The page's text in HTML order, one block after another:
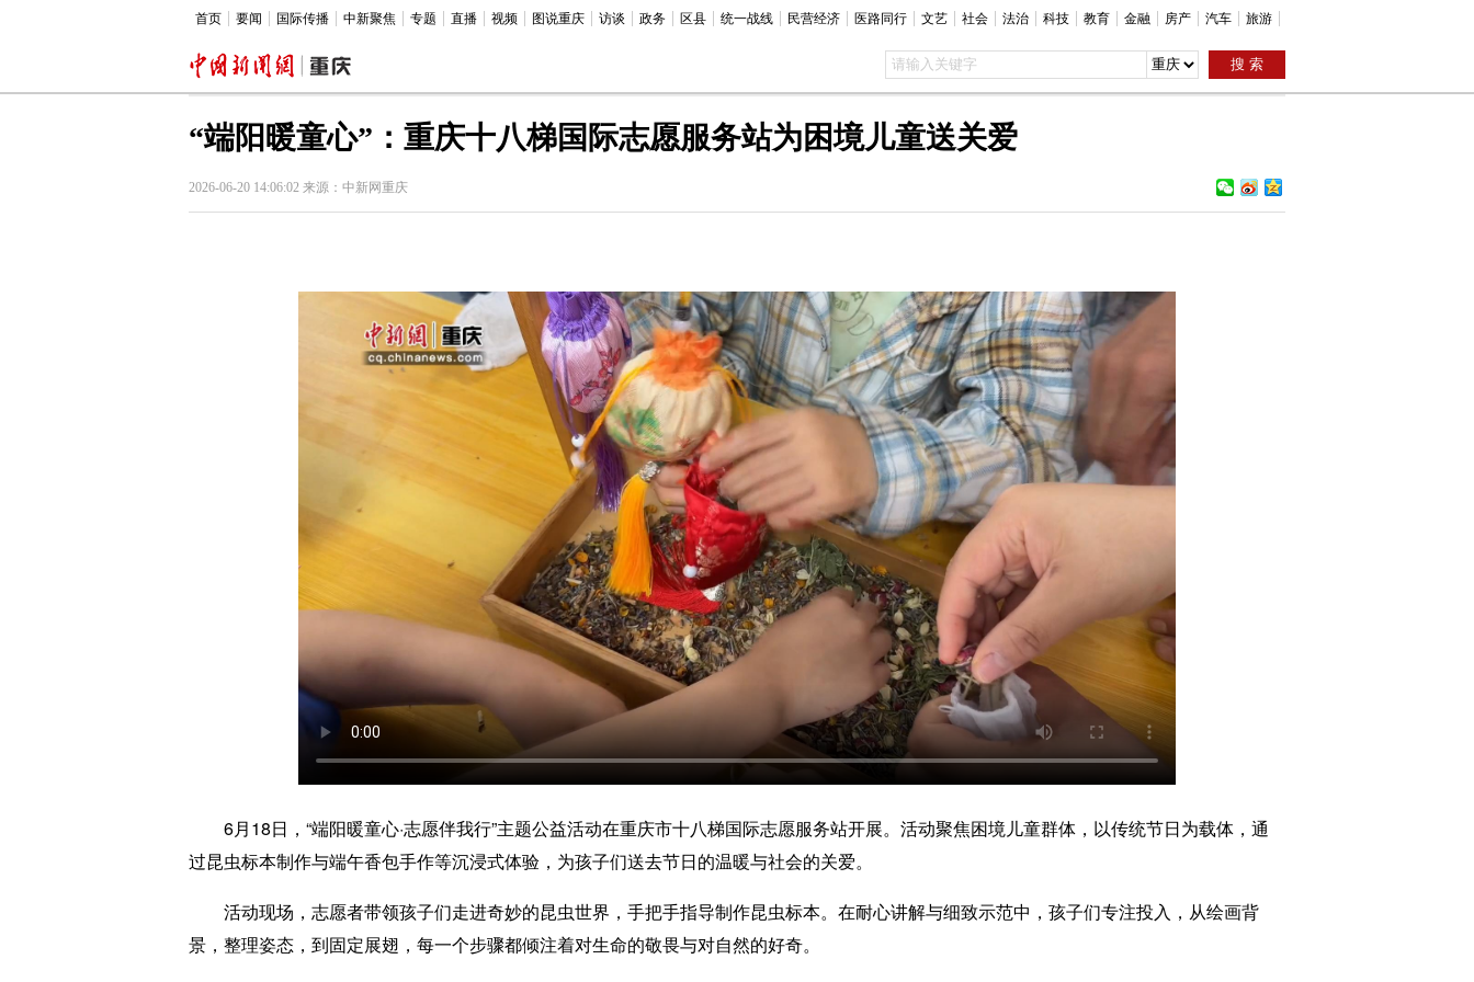
首页 要闻 国际传播 中新聚焦 专题 直播 视频 图说重庆 访谈 政务 区县 统一战线 民营经济 医路同行 文艺 社会 法治 科技 教育 金融 房产 汽车 旅游
“端阳暖童心”：重庆十八梯国际志愿服务站为困境儿童送关爱
2026-06-20 14:06:02 来源：中新网重庆
6月18日，“端阳暖童心·志愿伴我行”主题公益活动在重庆市十八梯国际志愿服务站开展。活动聚焦困境儿童群体，以传统节日为载体，通
过昆虫标本制作与端午香包手作等沉浸式体验，为孩子们送去节日的温暖与社会的关爱。
活动现场，志愿者带领孩子们走进奇妙的昆虫世界，手把手指导制作昆虫标本。在耐心讲解与细致示范中，孩子们专注投入，从绘画背
景，整理姿态，到固定展翅，每一个步骤都倾注着对生命的敬畏与对自然的好奇。